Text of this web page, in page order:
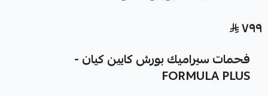
٧٩٩
فحمات سيراميك بورش كايين كيان -
FORMULA PLUS